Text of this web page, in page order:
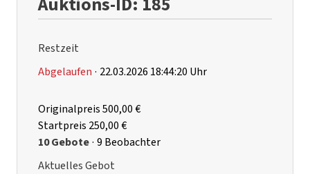
Restzeit
Abgelaufen · 22.03.2026 18:44:20 Uhr
Originalpreis500,00 €
Startpreis 250,00 €
10 Gebote· 9 Beobachter
Aktuelles Gebot